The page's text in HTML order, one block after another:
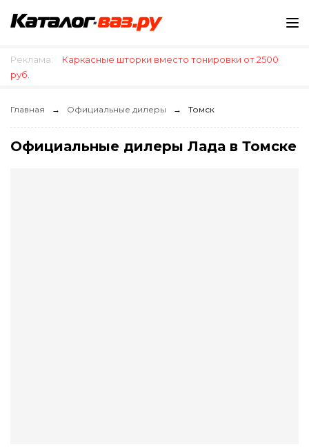
Реклама:
Каркасные шторки вместо тонировки от 2500
руб.
Главная Официальные дилеры Томск
Официальные дилеры Лада в Томске